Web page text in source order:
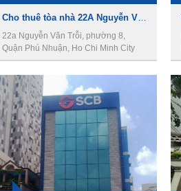
22a Nguyễn Văn Trỗi, phường 8,
Quận Phú Nhuận, Ho Chi Minh City